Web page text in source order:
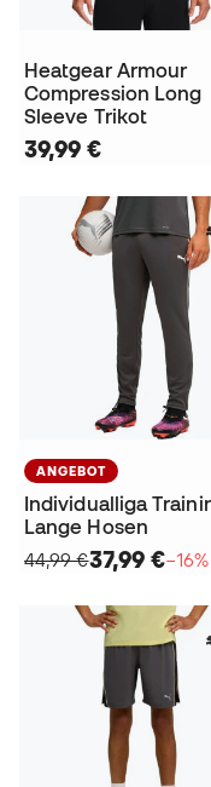
Heatgear Armour
Compression Long
Sleeve Trikot
39,99 €
ANGEBOT
Individualliga
Lange Hosen
44,99 €37,99 €−16%